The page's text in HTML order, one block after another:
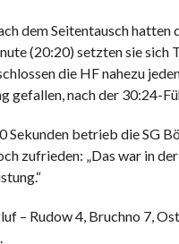
dem Seitentausch
(20:20) setzten sie
die HF nahezu
gefallen, nach der 30:24-
Sekunden betrieb die SG
zufrieden: „Das war in
– Rudow 4, Bruchno 7,